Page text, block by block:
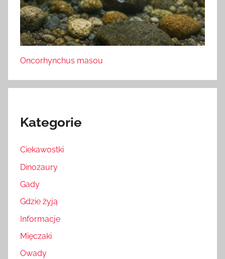
Oncorhynchus masou
Kategorie
Ciekawostki
Dinozaury
Gady
Gdzie żyją
Informacje
Mięczaki
Owady